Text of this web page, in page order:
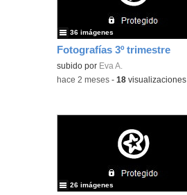
Fotografías 3º trimestre
Contenido educativo.
subido por Eva A.
36 imágenes
-hace 2 meses -18 visualizaciones
26 imágenes